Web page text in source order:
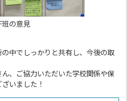
F班の意見
中でしっかりと共有し、今後の取
、ご協力いただいた学校関係や保
いました！